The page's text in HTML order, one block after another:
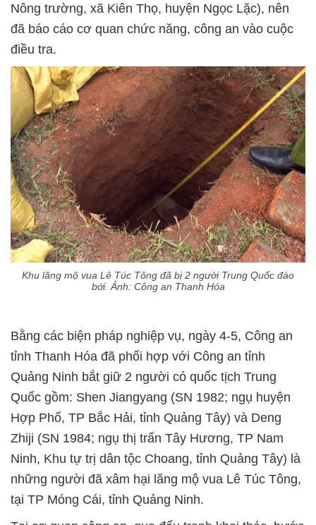
Nông trường, xã Kiên Thọ, huyện Ngọc Lặc), nên
đã báo cáo cơ quan chức năng, công an vào cuộc
điều tra.
Khu lăng mộ vua Lê Túc Tông đã bị 2 người Trung Quốc đào
bới. Ảnh: Công an Thanh Hóa
Bằng các biện pháp nghiệp vụ, ngày 4-5, Công an
tỉnh Thanh Hóa đã phối hợp với Công an tỉnh
Quảng Ninh bắt giữ 2 người có quốc tịch Trung
Quốc gồm: Shen Jiangyang (SN 1982; ngụ huyện
Hợp Phố, TP Bắc Hải, tỉnh Quảng Tây) và Deng
Zhiji (SN 1984; ngụ thị trấn Tây Hương, TP Nam
Ninh, Khu tự trị dân tộc Choang, tỉnh Quảng Tây) là
những người đã xâm hại lăng mộ vua Lê Túc Tông,
tại TP Móng Cái, tỉnh Quảng Ninh.